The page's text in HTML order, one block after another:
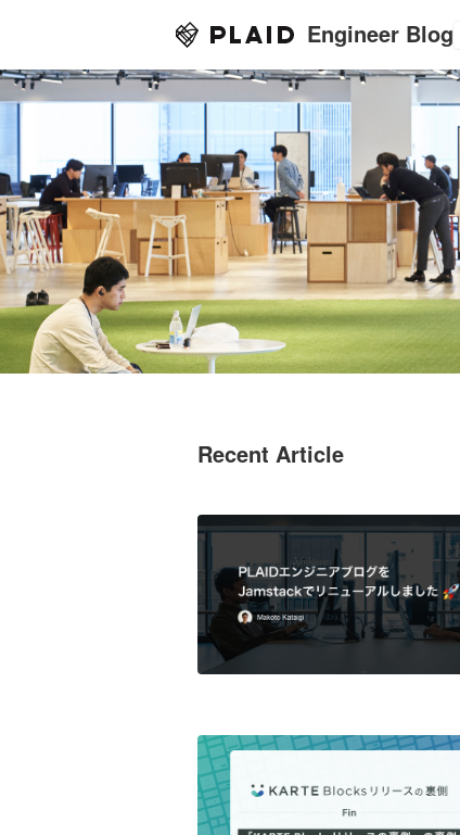
Engineer Blog
Recent Article